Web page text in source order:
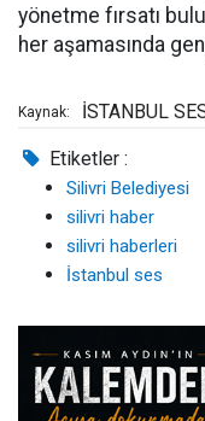
yönetme fırsatı
her aşamasında
Kaynak: İSTANBUL
Etiketler :
Silivri Belediyesi
silivri haber
silivri haberleri
İstanbul ses